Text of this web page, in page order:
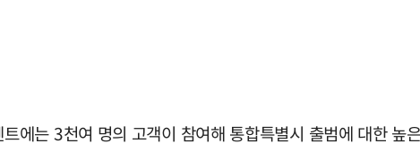
에는 3천여 명의 고객이 참여해 통합특별시 출범에 대한 높